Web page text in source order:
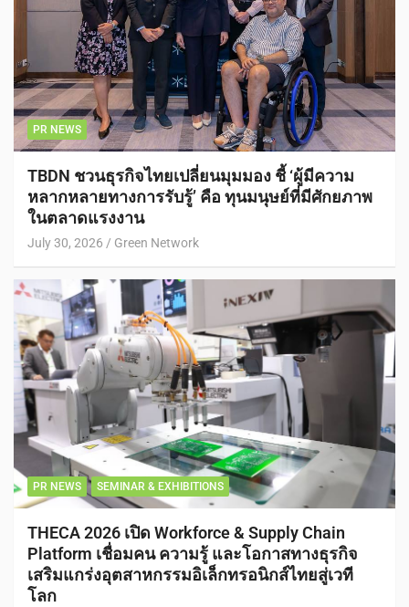
PR NEWS
TBDN ชวนธุรกิจไทยเปลี่ยนมุมมอง ชี้ ‘ผู้มีความ
หลากหลายทางการรับรู้’ คือ ทุนมนุษย์ที่มีศักยภาพ
ในตลาดแรงงาน
July 30, 2026 Green Network
PR NEWS SEMINAR & EXHIBITIONS
THECA 2026 เปิด Workforce & Supply Chain
Platform เชื่อมคน ความรู้ และโอกาสทางธุรกิจ
เสริมแกร่งอุตสาหกรรมอิเล็กทรอนิกส์ไทยสู่เวที
โลก